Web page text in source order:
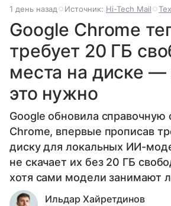
1 день назад Источник: Hi-Tech Mail
Google Chrome
требует 20 ГБ
места на диске —
это нужно
Google обновила справочную
Chrome, впервые прописав
диску для локальных ИИ-
не скачает их без 20 ГБ
хотя сами модели занимают
Ильдар Хайретдинов